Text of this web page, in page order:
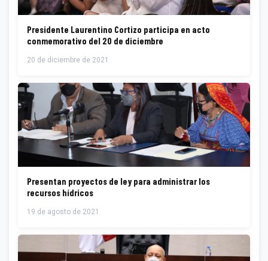
Presidente Laurentino Cortizo participa en acto
conmemorativo del 20 de diciembre
20 de diciembre de 2021
Presentan proyectos de ley para administrar los
recursos hídricos
19 de agosto de 2021